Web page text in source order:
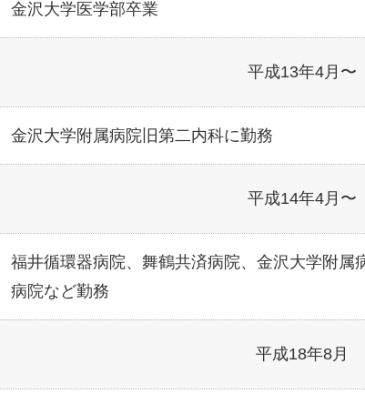
金沢大学医学部卒業
平成13年4月〜
金沢大学附属病院旧第二内科に勤務
平成14年4月〜
福井循環器病院、舞鶴共済病院、金沢大学附属
病院など勤務
平成18年8月